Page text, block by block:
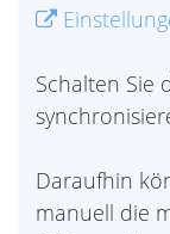
Schalten Sie
Daraufhin
manuell die